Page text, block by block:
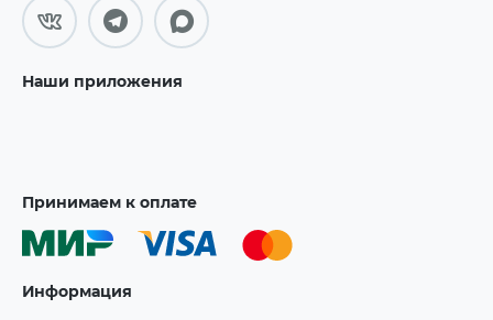
Наши приложения
Принимаем к оплате
Информация